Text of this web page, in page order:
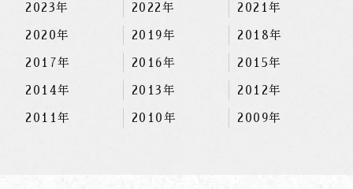
2023年 2022年 2021年
2020年 2019年 2018年
2017年 2016年 2015年
2014年 2013年 2012年
2011年 2010年 2009年